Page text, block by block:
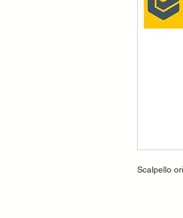
Scalpello